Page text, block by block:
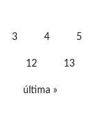
3 4 5
12 13
última »